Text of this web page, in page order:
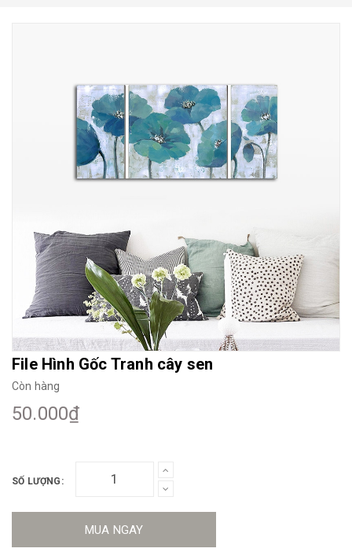
Mua File Tranh Tranh Thực Tế
File Hình Gốc Tranh cây sen
Còn hàng
50.000₫
SỐ LƯỢNG:
MUA NGAY